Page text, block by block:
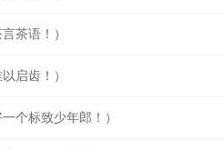
茶语！）
启齿！）
个标致少年郎！）